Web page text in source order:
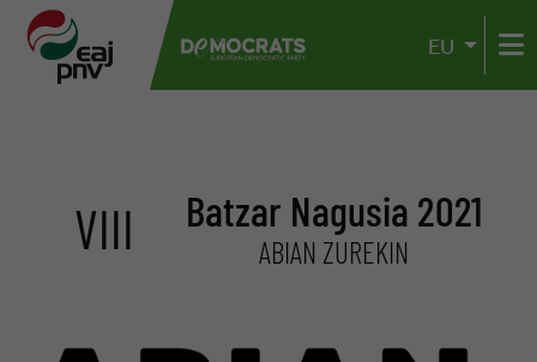
EU
VIII Batzar Nagusia 2021
ABIAN ZUREKIN